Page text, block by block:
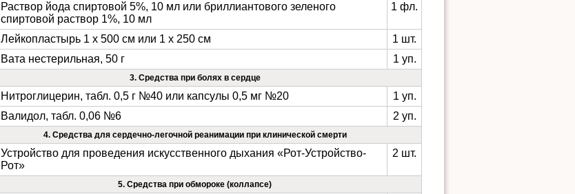
Раствор йода спиртовой 5%, 10 мл или бриллиантового зеленого
спиртовой раствор 1%, 10 мл
1 фл.
Лейкопластырь 1 х 500 см или 1 х 250 см
1 шт.
Вата нестерильная, 50 г 1 уп.
3. Средства при болях в сердце
Нитроглицерин, табл. 0,5 г №40 или капсулы 0,5 мг №20
1 уп.
Валидол, табл. 0,06 №6 2 уп.
4. Средства для сердечно-легочной реанимации при клинической смерти
Устройство для проведения искусственного дыхания «Рот-Устройство-
Рот»
2 шт.
5. Средства при обмороке (коллапсе)